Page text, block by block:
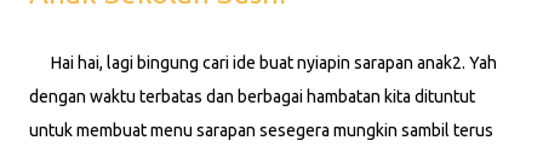
Hai hai, lagi bingung cari ide buat nyiapin sarapan anak2. Yah
dengan waktu terbatas dan berbagai hambatan kita dituntut
untuk membuat menu sarapan sesegera mungkin sambil terus